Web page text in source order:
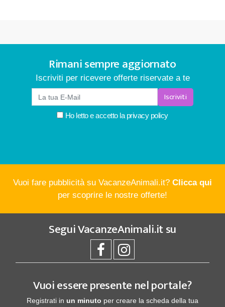
Rimani sempre aggiornato
Iscriviti per ricevere offerte riservate a te
Iscriviti
Ho letto e accetto la privacy policy
Vuoi fare pubblicità su VacanzeAnimali.it? Clicca qui
per scoprire le nostre offerte!
SeguiVacanzeAnimali.itsu
Vuoi essere presente nel portale?
Registrati in un minuto per creare la scheda della tua